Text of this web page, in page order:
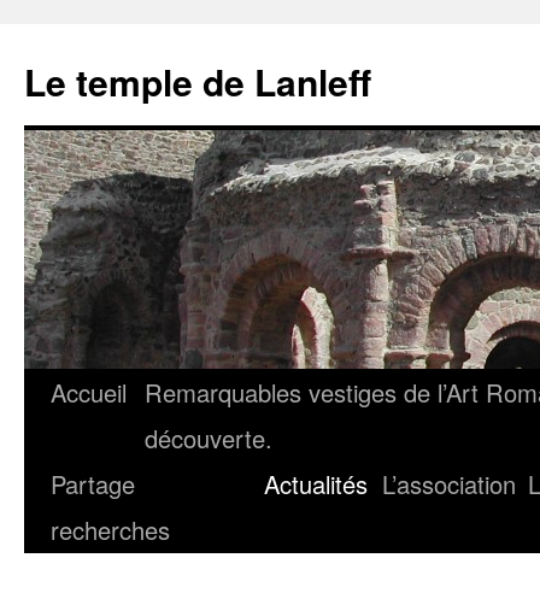
Le temple de Lanleff
Accueil
Remarquables vestiges de l’Art
découverte.
Partage
recherches
Actualités L’association